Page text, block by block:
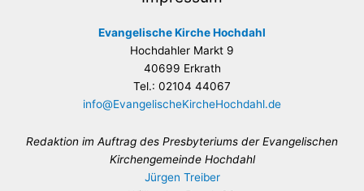
Evangelische Kirche Hochdahl
Hochdahler Markt 9
40699 Erkrath
Tel.: 02104 44067
info@EvangelischeKircheHochdahl.de
Redaktion im Auftrag des Presbyteriums der Evangelischen
Kirchengemeinde Hochdahl
Jürgen Treiber